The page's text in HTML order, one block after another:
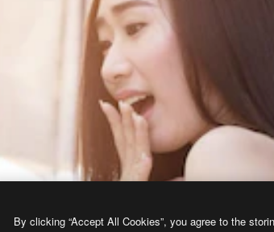
By clicking “Accept All Cookies”, you agree to the